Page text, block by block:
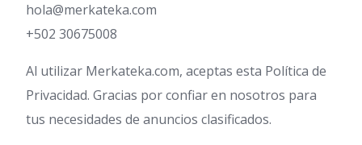
hola@merkateka.com
+502 30675008
Al utilizar Merkateka.com, aceptas esta Política de
Privacidad. Gracias por confiar en nosotros para
tus necesidades de anuncios clasificados.